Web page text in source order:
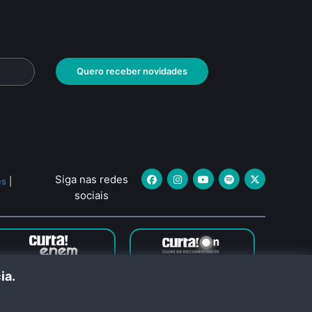
Quero receber novidades
Siga nas redes
sociais